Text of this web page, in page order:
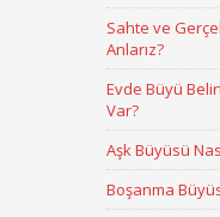
Sahte ve
Anlarız?
Evde Büyü
Var?
Aşk Büyüsü
Boşanma